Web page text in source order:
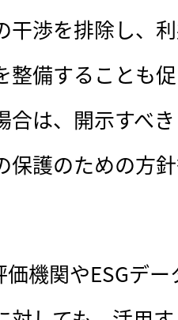
干渉を排除し、
整備することも
合は、開示すべ
保護のための方
機関やESGデ